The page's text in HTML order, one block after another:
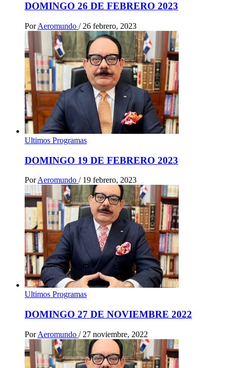
DOMINGO 26 DE FEBRERO 2023
Por Aeromundo / 26 febrero, 2023
Ultimos Programas
DOMINGO 19 DE FEBRERO 2023
PorAeromundo / 19 febrero, 2023
Ultimos Programas
DOMINGO 27 DE NOVIEMBRE 2022
Por Aeromundo / 27 noviembre, 2022